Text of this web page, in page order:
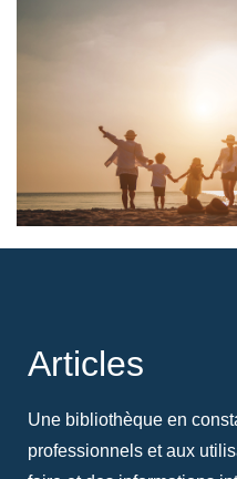
Articles
Une bibliothèque en
professionnels et aux